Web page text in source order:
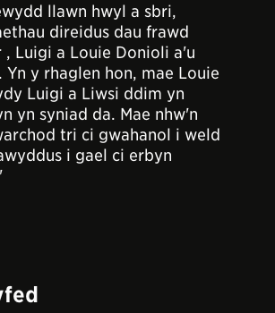
llawn hwyl a sbri,
direidus dau frawd
Luigi a Louie Donioli a'u
Yn y rhaglen hon, mae Louie
Luigi a Liwsi ddim yn
yn syniad da. Mae nhw'n
tri ci gwahanol i weld
i gael ci erbyn